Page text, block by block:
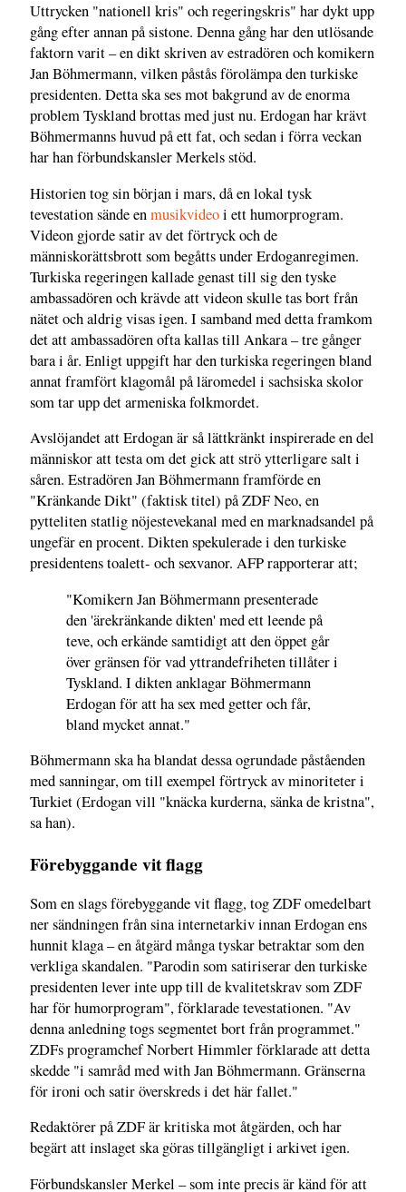
Uttrycken "nationell kris" och regeringskris" har dykt upp
gång efter annan på sistone. Denna gång har den utlösande
faktorn varit – en dikt skriven av estradören och komikern
Jan Böhmermann, vilken påstås förolämpa den turkiske
presidenten. Detta ska ses mot bakgrund av de enorma
problem Tyskland brottas med just nu. Erdogan har krävt
Böhmermanns huvud på ett fat, och sedan i förra veckan
har han förbundskansler Merkels stöd.
Historien tog sin början i mars, då en lokal tysk
tevestation sände enmusikvideoi ett humorprogram.
Videon gjorde satir av det förtryck och de
människorättsbrott som begåtts under Erdoganregimen.
Turkiska regeringen kallade genast till sig den tyske
ambassadören och krävde att videon skulle tas bort från
nätet och aldrig visas igen. I samband med detta framkom
det att ambassadören ofta kallas till Ankara – tre gånger
bara i år. Enligt uppgift har den turkiska regeringen bland
annat framfört klagomål på läromedel i sachsiska skolor
som tar upp det armeniska folkmordet.
Avslöjandet att Erdogan är så lättkränkt inspirerade en del
människor att testa om det gick att strö ytterligare salt i
såren. Estradören Jan Böhmermann framförde en
"Kränkande Dikt" (faktisk titel) på ZDF Neo, en
pytteliten statlig nöjestevekanal med en marknadsandel på
ungefär en procent. Dikten spekulerade i den turkiske
presidentens toalett- och sexvanor. AFP rapporterar att;
"Komikern Jan Böhmermann presenterade
den 'ärekränkande dikten' med ett leende på
teve, och erkände samtidigt att den öppet går
över gränsen för vad yttrandefriheten tillåter i
Tyskland. I dikten anklagar Böhmermann
Erdogan för att ha sex med getter och får,
bland mycket annat."
Böhmermann ska ha blandat dessa ogrundade påståenden
med sanningar, om till exempel förtryck av minoriteter i
Turkiet (Erdogan vill "knäcka kurderna, sänka de kristna",
sa han).
Förebyggande vit flagg
Som en slags förebyggande vit flagg, tog ZDF omedelbart
ner sändningen från sina internetarkiv innan Erdogan ens
hunnit klaga – en åtgärd många tyskar betraktar som den
verkliga skandalen. "Parodin som satiriserar den turkiske
presidenten lever inte upp till de kvalitetskrav som ZDF
har för humorprogram", förklarade tevestationen. "Av
denna anledning togs segmentet bort från programmet."
ZDFs programchef Norbert Himmler förklarade att detta
skedde "i samråd med with Jan Böhmermann. Gränserna
för ironi och satir överskreds i det här fallet."
Redaktörer på ZDF är kritiska mot åtgärden, och har
begärt att inslaget ska göras tillgängligt i arkivet igen.
Förbundskansler Merkel – som inte precis är känd för att